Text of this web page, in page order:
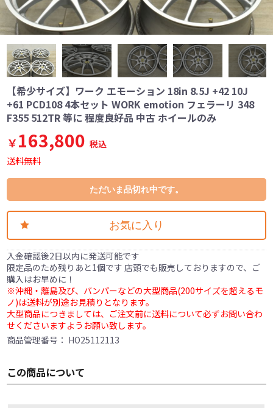
【希少サイズ】ワーク エモーション 18in 8.5J +42 10J
+61 PCD108 4本セット WORK emotion フェラーリ 348
F355 512TR 等に 程度良好品 中古 ホイールのみ
￥163,800 税込
送料無料
ただいま品切れ中です。
お気に入り
入金確認後2日以内に発送可能です
限定品のため残りあと1個です 店頭でも販売しておりますので、ご
購入はお早めに！
※沖縄・離島及び、バンパーなどの大型商品(200サイズを超えるモ
ノ)は送料が別途お見積りとなります。
大型商品につきましては、ご注文前に送料について必ずお問い合わ
せくださいますようお願い致します。
商品管理番号： HO25112113
この商品について